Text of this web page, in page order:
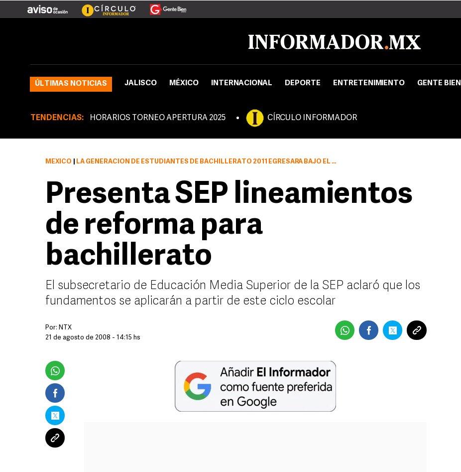
ÚLTIMAS NOTICIAS JALISCO MÉXICO INTERNACIONAL DEPORTE ENTRETENIMIENTO GENTE BIEN
TENDENCIAS: HORARIOS TORNEO APERTURA 2025 CÍRCULO INFORMADOR
MÉXICO LA GENERACIÓN DE ESTUDIANTES DE BACHILLERATO 2011 EGRESARÁ BAJO EL NUEVO MODELO EDUCATIVO
Presenta SEP lineamientos
de reforma para
bachillerato
El subsecretario de Educación Media Superior de la SEP aclaró que los
fundamentos se aplicarán a partir de este ciclo escolar
Por: NTX
21 de agosto de 2008 - 14:15 hs